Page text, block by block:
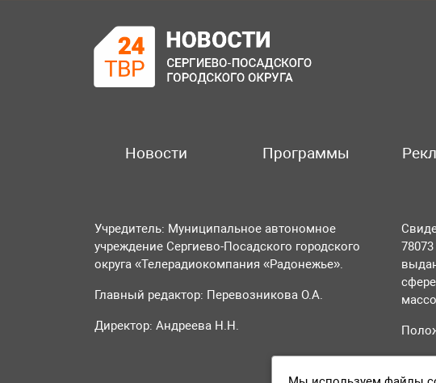
Новости Программы
Учредитель: Муниципальное автономное
учреждение Сергиево-Посадского городского
округа «Телерадиокомпания «Радонежье».
Главный редактор: Перевозникова О.А.
Директор: Андреева Н.Н.